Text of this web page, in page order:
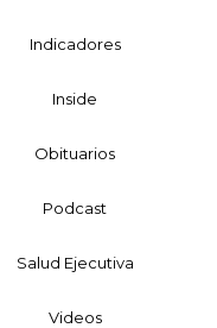
Indicadores
Inside
Obituarios
Podcast
Salud Ejecutiva
Videos